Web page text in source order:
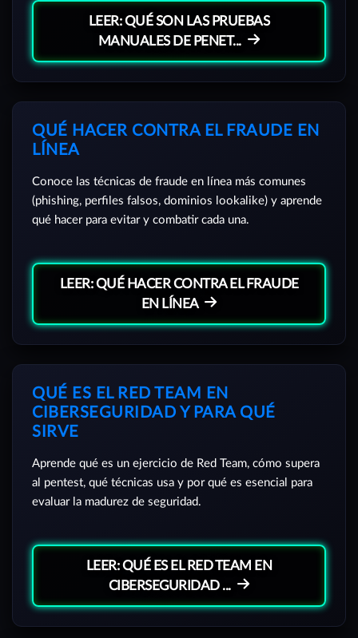
LEER: QUÉ SON LAS PRUEBAS
MANUALES DE PENET...
QUÉ HACER CONTRA EL FRAUDE EN
LÍNEA
Conoce las técnicas de fraude en línea más comunes
(phishing, perfiles falsos, dominios lookalike) y aprende
qué hacer para evitar y combatir cada una.
LEER: QUÉ HACER CONTRA EL FRAUDE
EN LÍNEA
QUÉ ES EL RED TEAM EN
CIBERSEGURIDAD Y PARA QUÉ
SIRVE
Aprende qué es un ejercicio de Red Team, cómo supera
al pentest, qué técnicas usa y por qué es esencial para
evaluar la madurez de seguridad.
LEER: QUÉ ES EL RED TEAM EN
CIBERSEGURIDAD ...